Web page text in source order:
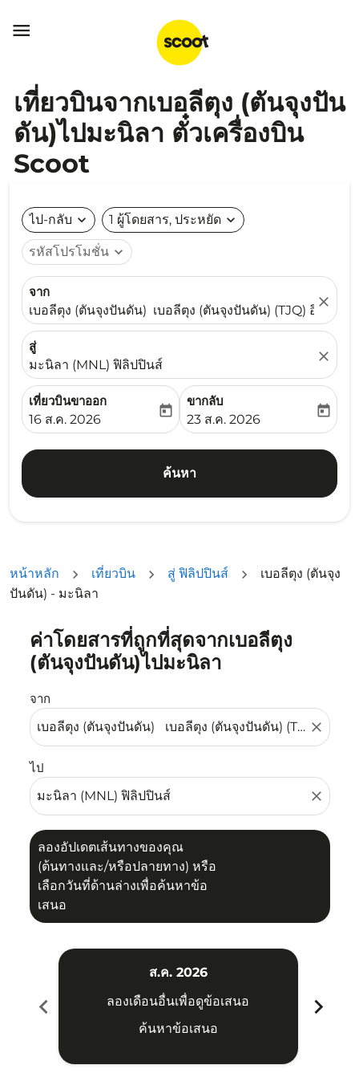

เที่ยวบินจากเบอลีตุง (ตันจุงปัน
ดัน)ไปมะนิลา ตั๋วเครื่องบิน
Scoot
ไป-กลับ expand_more 1 ผู้โดยสาร, ประหยัด expand_more
รหัสโปรโมชั่น expand_more
จาก
เบอลีตุง (ตันจุงปันดัน) เบอลีตุง (ตันจุงปันดัน) (TJQ) อินโดนีเ
close
สู่
มะนิลา (MNL) ฟิลิปปินส์
close
เที่ยวบินขาออก
fc-booking-departure-date-aria-label
16 ส.ค. 2026
today
ขากลับ
fc-booking-return-date-
23 ส.ค. 2026
today
ค้นหา
หน้าหลัก เที่ยวบิน สู่ ฟิลิปปินส์
เบอลีตุง (ตันจุง
ปันดัน) - มะนิลา
ค่าโดยสารที่ถูกที่สุดจากเบอลีตุง
(ตันจุงปันดัน)ไปมะนิลา
จาก
close
ไป
close
ลองอัปเดตเส้นทางของคุณ
(ต้นทางและ/หรือปลายทาง) หรือ
เลือกวันที่ด้านล่างเพื่อค้นหาข้อ
เสนอ
ลองอัปเดตเส้นทางของคุณ (ต้นทางและ/หรือปลายทาง) หรื
chevron_left
ส.ค. 2026
ลองเดือนอื่นเพื่อดูข้อเสนอ
ค้นหาข้อเสนอ
chevron_right